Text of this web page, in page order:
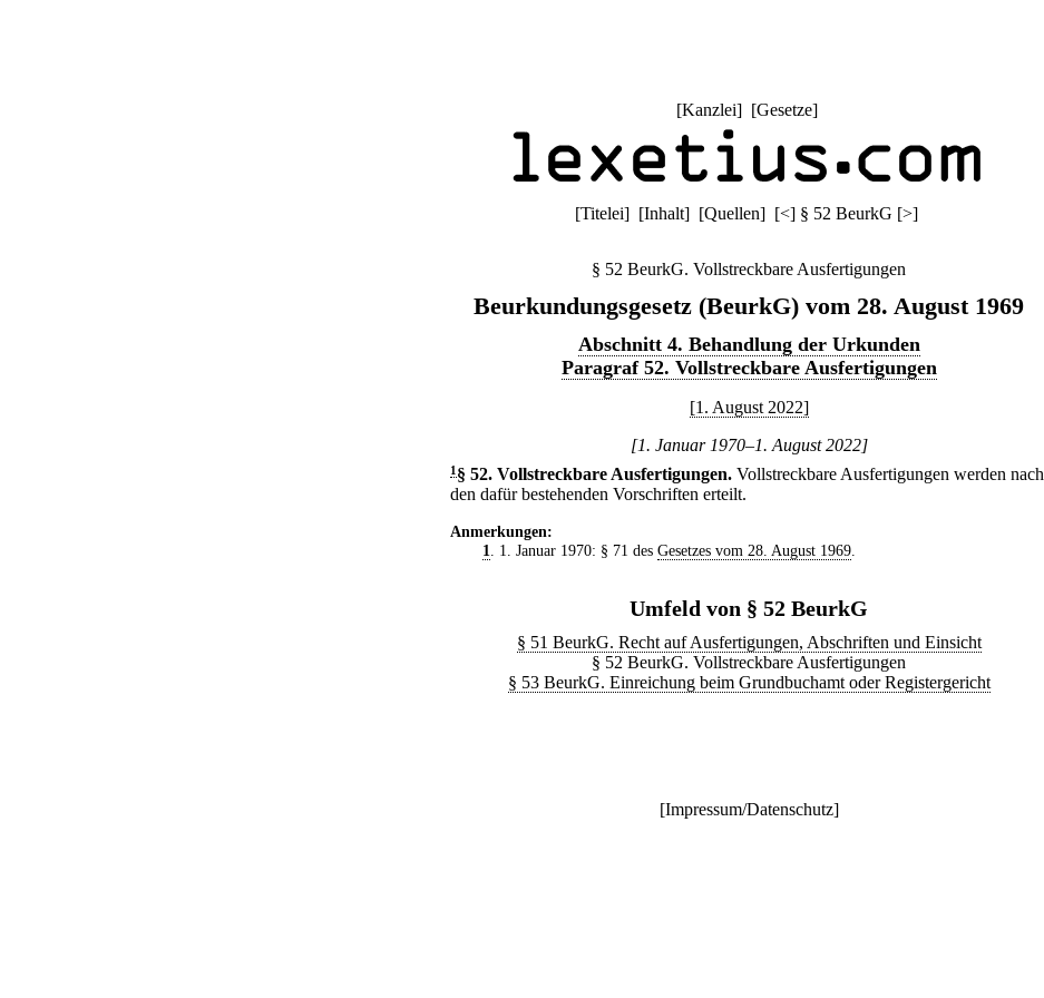
[Kanzlei] [Gesetze]
[Titelei] [Inhalt] [Quellen] [<] § 52 BeurkG [>]
§ 52 BeurkG. Vollstreckbare Ausfertigungen
Beurkundungsgesetz (BeurkG) vom 28. August 1969
Abschnitt 4. Behandlung der Urkunden
Paragraf 52. Vollstreckbare Ausfertigungen
[1. August 2022]
[1. Januar 1970–1. August 2022]
1 § 52. Vollstreckbare Ausfertigungen. Vollstreckbare Ausfertigungen werden nach
den dafür bestehenden Vorschriften erteilt.
Anmerkungen:
1
. 1. Januar 1970: § 71 des Gesetzes vom 28. August 1969.
Umfeld von § 52 BeurkG
§ 51 BeurkG. Recht auf Ausfertigungen, Abschriften und Einsicht
§ 52 BeurkG. Vollstreckbare Ausfertigungen
§ 53 BeurkG. Einreichung beim Grundbuchamt oder Registergericht
[Impressum/Datenschutz]